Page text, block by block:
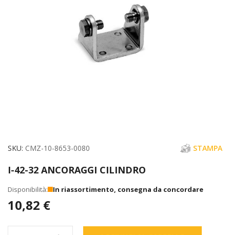
Vai
della
immagini
SKU CMZ-10-8653-0080 STAMPA
I-42-32 ANCORAGGI CILINDRO
In riassortimento, consegna da concordare
10,82 €